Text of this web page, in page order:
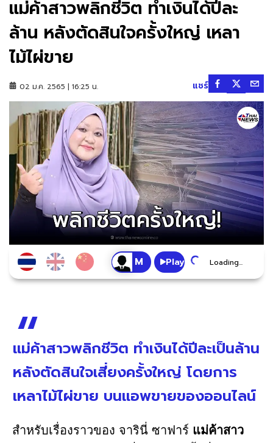
แม่ค้าสาวพลิกชีวิต ทำเงินได้ปีละ
ล้าน หลังตัดสินใจครั้งใหญ่ เหลา
ไม้ไผ่ขาย
02 ม.ค. 2565 | 16:25 น. แชร์
Play Loading...
แม่ค้าสาวพลิกชีวิต ทำเงินได้ปีละเป็นล้าน
หลังตัดสินใจเสี่ยงครั้งใหญ่ โดยการ
เหลาไม้ไผ่ขาย บนแอพขายของออนไลน์
สำหรับเรื่องราวของ จารินี่ ซาฟาร์ แม่ค้าสาว